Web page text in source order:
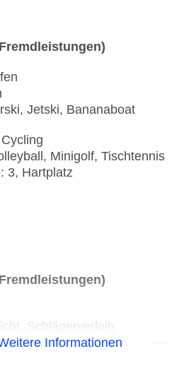
Jetski, Bananaboat
Minigolf, Tischtennis
3, Hartplatz
Schlägerverleih
Informationen